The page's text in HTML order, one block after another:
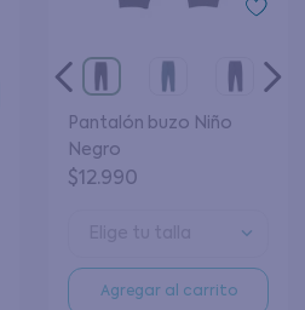
Pantalón buzo Niño
Negro
$12.990
Agregar al carrito